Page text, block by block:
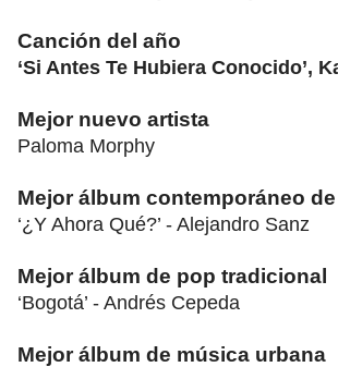
Canción del año
‘Si Antes Te Hubiera Conocido’,
Mejor nuevo artista
Paloma Morphy
Mejor álbum contemporáneo
‘¿Y Ahora Qué?’ - Alejandro Sanz
Mejor álbum de pop tradicional
‘Bogotá’ - Andrés Cepeda
Mejor álbum de música urbana